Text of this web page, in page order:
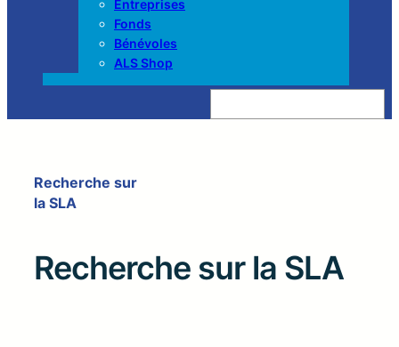
Entreprises
Fonds
Bénévoles
ALS Shop
Z
e
Recherche sur
la SLA
Recherche sur la SLA